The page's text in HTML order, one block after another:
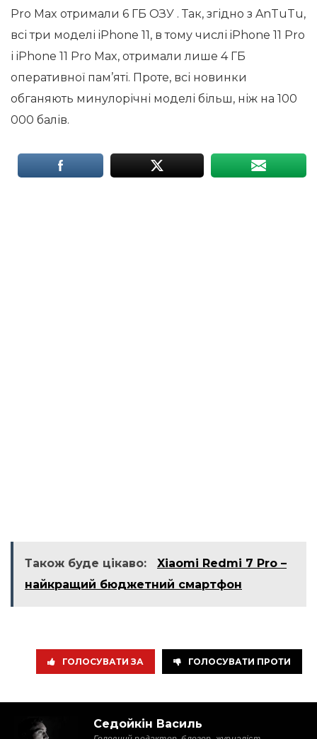
Pro Max отримали 6 ГБ ОЗУ . Так, згідно з AnTuTu,
всі три моделі iPhone 11, в тому числі iPhone 11 Pro
і iPhone 11 Pro Max, отримали лише 4 ГБ
оперативної пам’яті. Проте, всі новинки
обганяють минулорічні моделі більш, ніж на 100
000 балів.
Також буде цікаво:
Xiaomi Redmi 7 Pro –
найкращий бюджетний смартфон
ГОЛОСУВАТИ ЗА ГОЛОСУВАТИ ПРОТИ
Седойкін Василь